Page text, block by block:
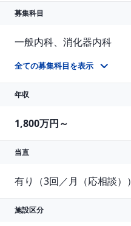
募集科目
一般内科、消化器内科
全ての募集科目を表示
年収
1,800万円～
当直
有り（3回／月（応相談））
施設区分